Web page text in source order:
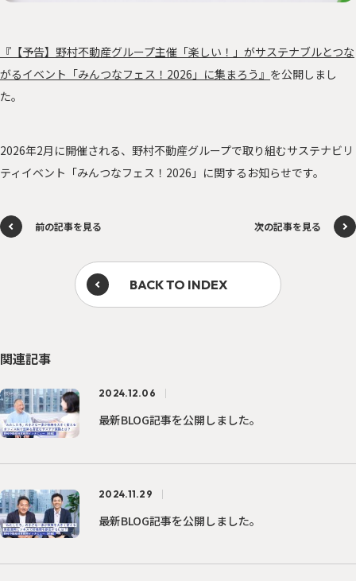
OTHERS その他
森を、つなぐ 東京プロジェクト
『【予告】野村不動産グループ主催「楽しい！」がサステナブルとつな
がるイベント「みんつなフェス！2026」に集まろう』 を公開しまし
た。
2026年2月に開催される、野村不動産グループで取り組むサステナビリ
ティイベント「みんつなフェス！2026」に関するお知らせです。
前の記事を見る
BACK TO INDEX
次の記事を見る
関連記事
2024.12.06
最新BLOG記事を公開しました。
2024.11.29
最新BLOG記事を公開しました。